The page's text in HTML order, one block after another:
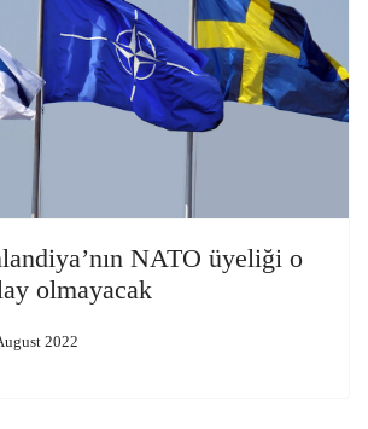
NATO üyeliği o
olmayacak
2022